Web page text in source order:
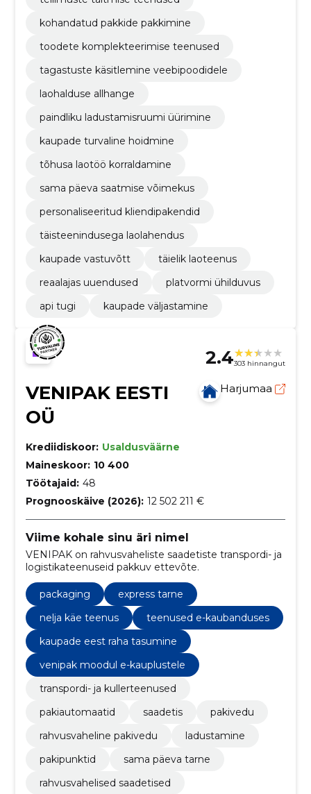
kohandatud pakkide pakkimine
toodete komplekteerimise teenused
tagastuste käsitlemine veebipoodidele
laohalduse allhange
paindliku ladustamisruumi üürimine
kaupade turvaline hoidmine
tõhusa laotöö korraldamine
sama päeva saatmise võimekus
personaliseeritud kliendipakendid
täisteenindusega laolahendus
kaupade vastuvõtt
täielik laoteenus
reaalajas uuendused
platvormi ühilduvus
api tugi
kaupade väljastamine
2.4303 hinnangut
VENIPAK EESTI
OÜ
Harjumaa
Krediidiskoor: Usaldusväärne
Maineskoor: 10 400
Töötajaid: 48
Prognooskäive (2026): 12 502 211 €
Viime kohale sinu äri nimel
VENIPAK on rahvusvaheliste saadetiste transpordi- ja
logistikateenuseid pakkuv ettevõte.
packaging
express tarne
nelja käe teenus
teenused e-kaubanduses
kaupade eest raha tasumine
venipak moodul e-kauplustele
transpordi- ja kullerteenused
pakiautomaatid
saadetis
pakivedu
rahvusvaheline pakivedu
ladustamine
pakipunktid
sama päeva tarne
rahvusvahelised saadetised